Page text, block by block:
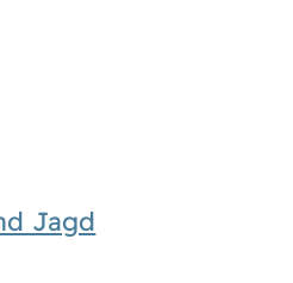
Jagd